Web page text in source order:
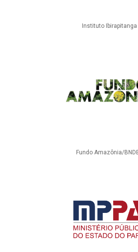
Instituto Ibirapitanga
Fundo Amazônia/